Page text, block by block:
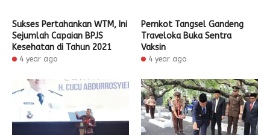
Sukses Pertahankan WTM, Ini
Sejumlah Capaian BPJS
Kesehatan di Tahun 2021
4 year ago
Pemkot Tangsel Gandeng
Traveloka Buka Sentra
Vaksin
4 year ago